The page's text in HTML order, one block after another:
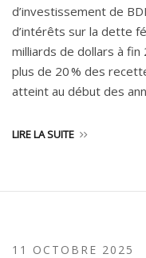
d’investissement de
d’intérêts sur la dette
milliards de dollars à
plus de 20 % des
atteint au début des
LIRE LA SUITE
11 OCTOBRE 2025